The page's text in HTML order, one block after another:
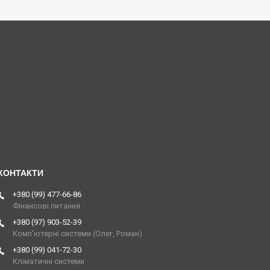
+380 (99) 477-66-86
Фінансові питання
+380 (97) 903-52-39
Комп'ютерні системи (Олег, Роман)
+380 (99) 041-72-30
Кліматичні системи